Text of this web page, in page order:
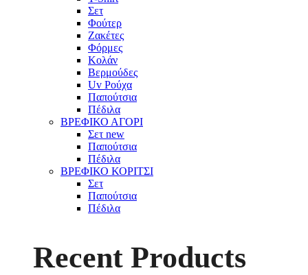
Σετ
Φούτερ
Ζακέτες
Φόρμες
Κολάν
Βερμούδες
Uv Ρούχα
Παπούτσια
Πέδιλα
ΒΡΕΦΙΚΟ ΑΓΟΡΙ
Σετ new
Παπούτσια
Πέδιλα
ΒΡΕΦΙΚΟ ΚΟΡΙΤΣΙ
Σετ
Παπούτσια
Πέδιλα
Recent Products